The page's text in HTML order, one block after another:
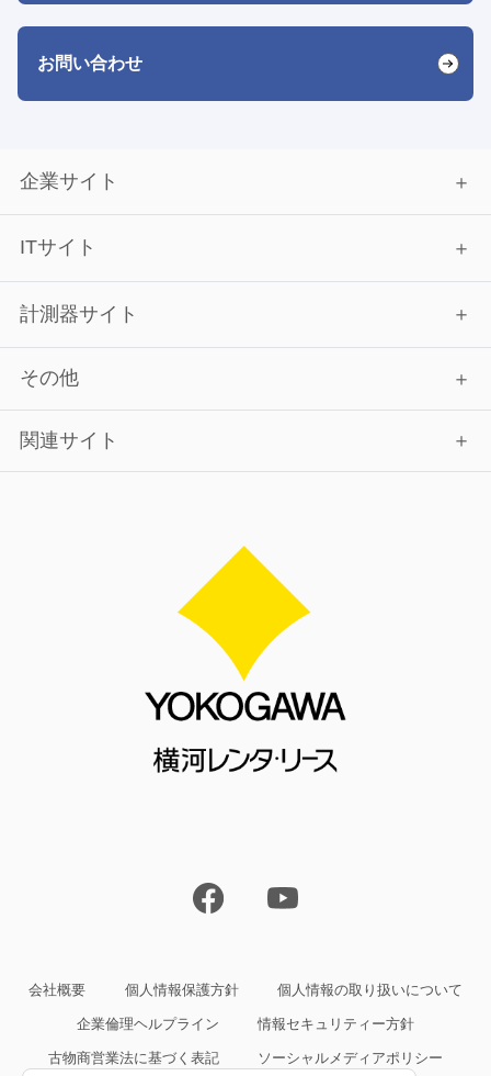
お問い合わせ
企業サイト
ITサイト
計測器サイト
その他
関連サイト
会社概要 個人情報保護方針 個人情報の取り扱いについて
企業倫理ヘルプライン 情報セキュリティー方針
古物商営業法に基づく表記 ソーシャルメディアポリシー